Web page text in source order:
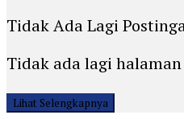
Tidak Ada Lagi
Tidak ada lagi
Lihat Selengkapnya